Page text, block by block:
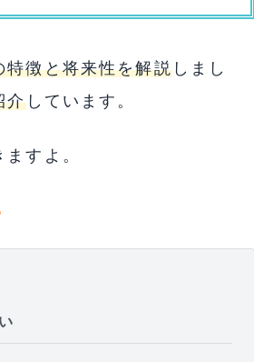
徴と将来性を解説しまし
介しています。
すよ。